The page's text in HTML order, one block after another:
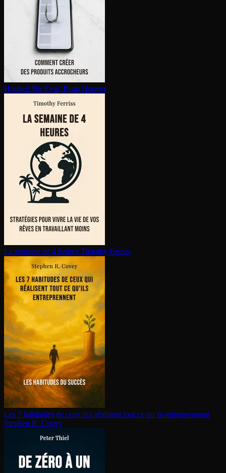
Hooked Nir Eyal, Ryan Hoover
La semaine de 4 heures Timothy Ferriss
Les 7 habitudes de ceux qui réalisent tout ce qu’ils en­tre­prennent
Stephen R. Covey